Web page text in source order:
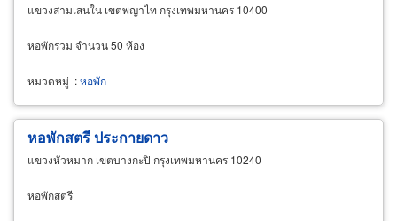
แขวงสามเสนใน เขตพญาไท กรุงเทพมหานคร 10400
หอพักรวม จำนวน 50 ห้อง
หมวดหมู่ :หอพัก
หอพักสตรี ประกายดาว
แขวงหัวหมาก เขตบางกะปิ กรุงเทพมหานคร 10240
หอพักสตรี